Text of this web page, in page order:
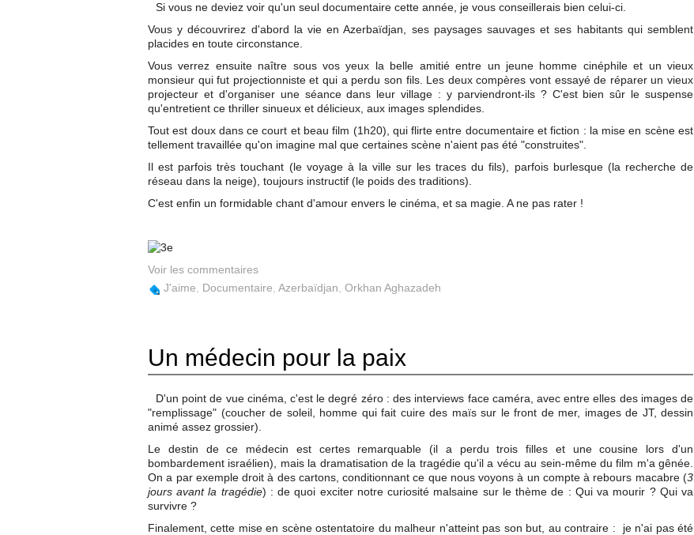
Si vous ne deviez voir qu'un seul documentaire cette année, je vous conseillerais bien celui-ci.
Vous y découvrirez d'abord la vie en Azerbaïdjan, ses paysages sauvages et ses habitants qui semblent
placides en toute circonstance.
Vous verrez ensuite naître sous vos yeux la belle amitié entre un jeune homme cinéphile et un vieux
monsieur qui fut projectionniste et qui a perdu son fils. Les deux compères vont essayé de réparer un vieux
projecteur et d'organiser une séance dans leur village : y parviendront-ils ? C'est bien sûr le suspense
qu'entretient ce thriller sinueux et délicieux, aux images splendides.
Tout est doux dans ce court et beau film (1h20), qui flirte entre documentaire et fiction : la mise en scène est
tellement travaillée qu'on imagine mal que certaines scène n'aient pas été "construites".
Il est parfois très touchant (le voyage à la ville sur les traces du fils), parfois burlesque (la recherche de
réseau dans la neige), toujours instructif (le poids des traditions).
C'est enfin un formidable chant d'amour envers le cinéma, et sa magie. A ne pas rater !
Voir les commentaires
J'aime
Documentaire Azerbaïdjan Orkhan Aghazadeh
Un médecin pour la paix
D'un point de vue cinéma, c'est le degré zéro : des interviews face caméra, avec entre elles des images de
"remplissage" (coucher de soleil, homme qui fait cuire des maïs sur le front de mer, images de JT, dessin
animé assez grossier).
Le destin de ce médecin est certes remarquable (il a perdu trois filles et une cousine lors d'un
bombardement israélien), mais la dramatisation de la tragédie qu'il a vécu au sein-même du film m'a gênée.
On a par exemple droit à des cartons, conditionnant ce que nous voyons à un compte à rebours macabre (3
jours avant la tragédie) : de quoi exciter notre curiosité malsaine sur le thème de : Qui va mourir ? Qui va
survivre ?
Finalement, cette mise en scène ostentatoire du malheur n'atteint pas son but, au contraire : je n'ai pas été